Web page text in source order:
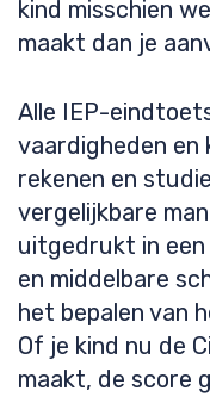
kind misschien
maakt dan je
Alle IEP-
vaardigheden en
rekenen en
vergelijkbare
uitgedrukt in
en middelbare
het bepalen van
Of je kind nu de
maakt, de score